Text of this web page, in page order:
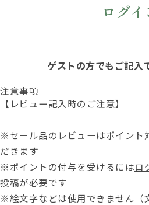
ログイ
ゲストの方でもご記入
注意事項
【レビュー記入時のご注意】
※セール品のレビューはポイント
だきます
※ポイントの付与を受けるにはロ
投稿が必要です
※絵文字などは使用できません（